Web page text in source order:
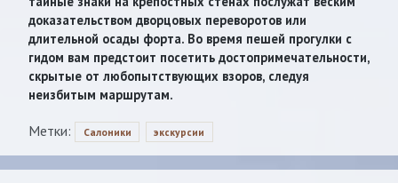
доказательством дворцовых переворотов или
длительной осады форта. Во время пешей прогулки с
гидом вам предстоит посетить достопримечательности,
скрытые от любопытствующих взоров, следуя
неизбитым маршрутам.
Метки: Салоники экскурсии